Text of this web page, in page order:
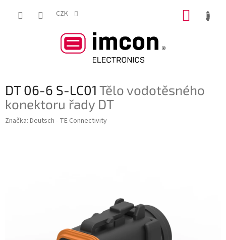
CZK
DT 06-6 S-LC01 Tělo vodotěsného
konektoru řady DT
Značka: Deutsch - TE Connectivity